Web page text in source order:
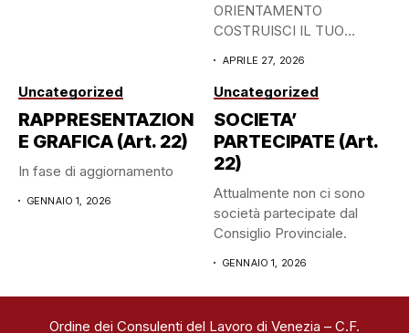
ORIENTAMENTO
COSTRUISCI IL TUO
CONSAPEVOLEZZA 27
APRILE...
APRILE 27, 2026
Uncategorized
RAPPRESENTAZION
E GRAFICA (Art. 22)
In fase di aggiornamento
GENNAIO 1, 2026
Uncategorized
SOCIETA’
PARTECIPATE (Art.
22)
Attualmente non ci sono
società partecipate dal
Consiglio Provinciale.
GENNAIO 1, 2026
Ordine dei Consulenti del Lavoro di Venezia – C.F.